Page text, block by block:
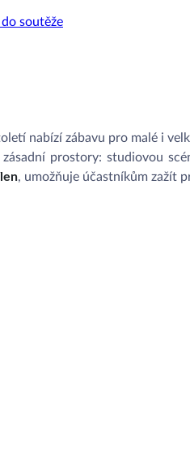
soutěže
nabízí zábavu pro malé i
prostory: studiovou
, umožňuje účastníkům zažít